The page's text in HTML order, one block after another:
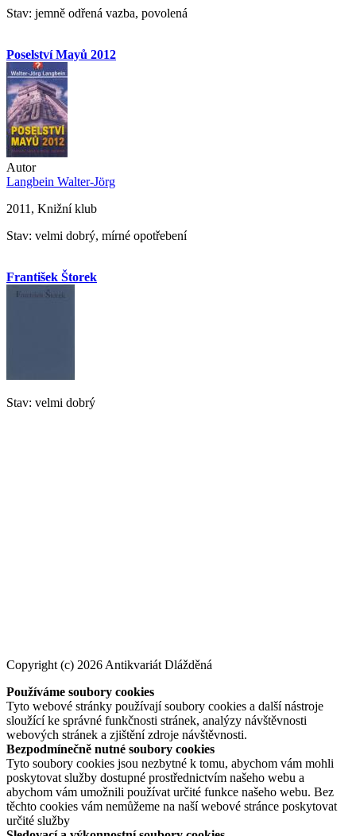
Stav: jemně odřená vazba, povolená
Poselství Mayů 2012
Autor
Langbein Walter-Jörg
2011, Knižní klub
Stav: velmi dobrý, mírné opotřebení
František Štorek
Stav: velmi dobrý
Copyright (c) 2026 Antikvariát Dlážděná
Používáme soubory cookies
Tyto webové stránky používají soubory cookies a další nástroje
sloužící ke správné funkčnosti stránek, analýzy návštěvnosti
webových stránek a zjištění zdroje návštěvnosti.
Bezpodmínečně nutné soubory cookies
Tyto soubory cookies jsou nezbytné k tomu, abychom vám mohli
poskytovat služby dostupné prostřednictvím našeho webu a
abychom vám umožnili používat určité funkce našeho webu. Bez
těchto cookies vám nemůžeme na naší webové stránce poskytovat
určité služby